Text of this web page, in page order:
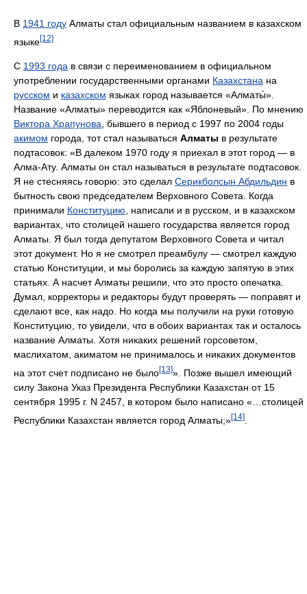
В 1941 году Алматы стал официальным названием в казахском
языке[12]
C 1993 года в связи с переименованием в официальном
употреблении государственными органами Казахстана на
русском и казахском языках город называется «Алматы́».
Название «Алматы» переводится как «Яблоневый». По мнению
Виктора Храпунова, бывшего в период с 1997 по 2004 годы
акимом города, тот стал называться Алматы в результате
подтасовок: «В далеком 1970 году я приехал в этот город — в
Алма-Ату. Алматы он стал называться в результате подтасовок.
Я не стесняясь говорю: это сделал Серикболсын Абдильдин в
бытность свою председателем Верховного Совета. Когда
принимали Конституцию, написали и в русском, и в казахском
вариантах, что столицей нашего государства является город
Алматы. Я был тогда депутатом Верховного Совета и читал
этот документ. Но я не смотрел преамбулу — смотрел каждую
статью Конституции, и мы боролись за каждую запятую в этих
статьях. А насчет Алматы решили, что это просто опечатка.
Думал, корректоры и редакторы будут проверять — поправят и
сделают все, как надо. Но когда мы получили на руки готовую
Конституцию, то увидели, что в обоих вариантах так и осталось
название Алматы. Хотя никаких решений горсоветом,
маслихатом, акиматом не принималось и никаких документов
на этот счет подписано не было[13]». Позже вышел имеющий
силу Закона Указ Президента Республики Казахстан от 15
сентября 1995 г. N 2457, в котором было написано «…столицей
Республики Казахстан является город Алматы;»[14]